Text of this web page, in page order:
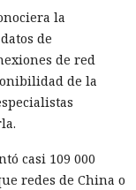
la
de
de red
de la
casi 109 000
redes de China o